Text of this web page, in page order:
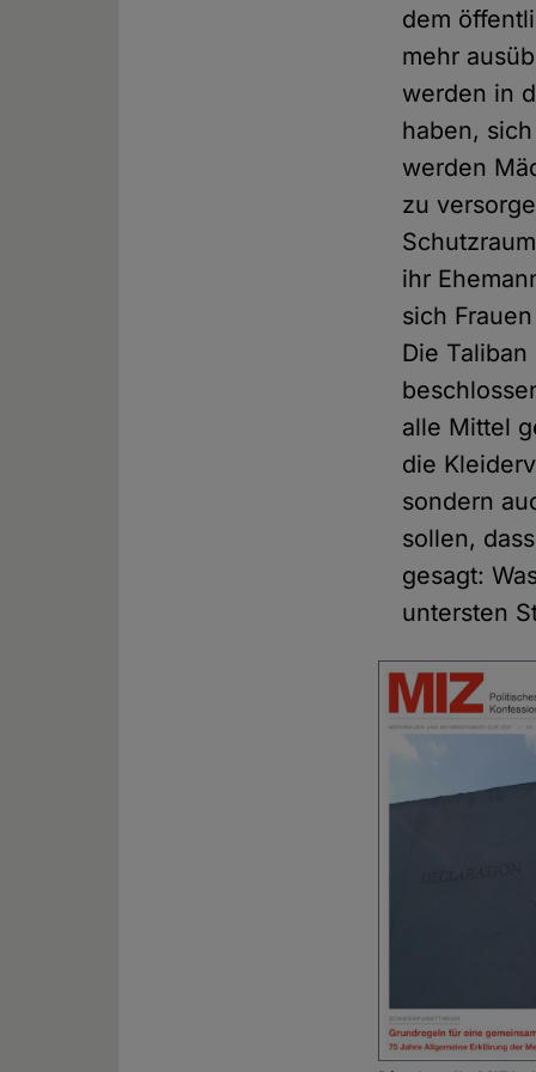
dem
mehr
werden in
haben,
werden
zu
ihr
sich
Die
alle Mittel
die
sondern
sollen,
gesagt:
untersten